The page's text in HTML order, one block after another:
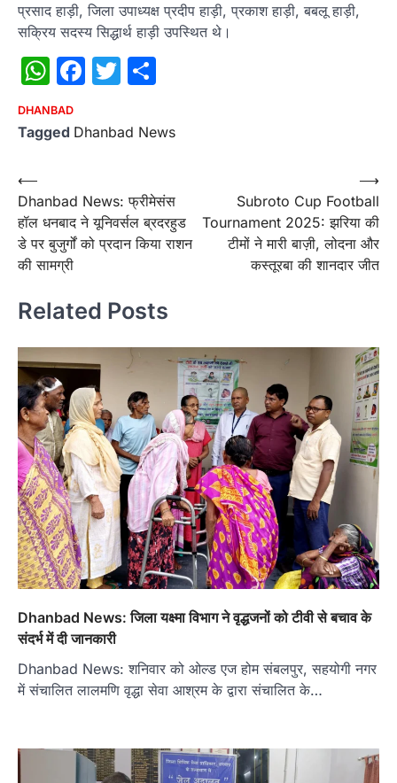
प्रसाद हाड़ी, जिला उपाध्यक्ष प्रदीप हाड़ी, प्रकाश हाड़ी, बबलू हाड़ी,
सक्रिय सदस्य सिद्धार्थ हाड़ी उपस्थित थे।
WhatsApp
Facebook
Twitter
DHANBAD
Tagged Dhanbad News
Post
navigation
⟵
Dhanbad News: फ्रीमेसंस
हॉल धनबाद ने यूनिवर्सल ब्रदरहुड
डे पर बुजुर्गों को प्रदान किया राशन
की सामग्री
Subroto Cup Football
Tournament 2025: झरिया की
टीमों ने मारी बाज़ी, लोदना और
कस्तूरबा की शानदार जीत
⟶
Related Posts
Dhanbad News: जिला यक्ष्मा विभाग ने वृद्धजनों को टीवी से बचाव के
संदर्भ में दी जानकारी
Dhanbad News: शनिवार को ओल्ड एज होम संबलपुर, सहयोगी नगर
में संचालित लालमणि वृद्धा सेवा आश्रम के द्वारा संचालित के…